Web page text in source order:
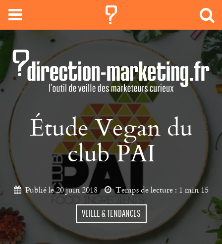
Étude Vegan du
club PAI
Publié le 20 juin 2018 Temps de lecture : 1 min 15
VEILLE & TENDANCES